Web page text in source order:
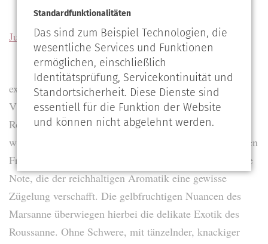
»Les Maisons de Victor«
Julien Pilon 22,50 €
extraprima 92+/100 | Der Saint-Peray »Les Maisons de
Victor« besteht aus etwa 80% Marsanne und 20%
Roussanne, die in Barriques vergoren und ausgebaut
wurden. Neben der lebendig-frischen, ganz tiefgründigen
Frucht besitzt dieser Saint-Peray auch eine steinig-kühle
Note, die der reichhaltigen Aromatik eine gewisse
Zügelung verschafft. Die gelbfruchtigen Nuancen des
Marsanne überwiegen hierbei die delikate Exotik des
Roussanne. Ohne Schwere, mit tänzelnder, knackiger
Standardfunktionalitäten
Das sind zum Beispiel Technologien, die
wesentliche Services und Funktionen
ermöglichen, einschließlich
Identitätsprüfung, Servicekontinuität und
Standortsicherheit. Diese Dienste sind
essentiell für die Funktion der Website
und können nicht abgelehnt werden.